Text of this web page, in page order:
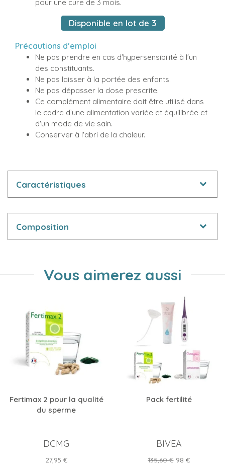
pour une cure de 3 mois.
Disponible en lot de 3
Précautions d’emploi
Ne pas prendre en cas d'hypersensibilité à l'un
des constituants.
Ne pas laisser à la portée des enfants.
Ne pas dépasser la dose prescrite.
Ce complément alimentaire doit être utilisé dans
le cadre d’une alimentation variée et équilibrée et
d'un mode de vie sain.
Conserver à l'abri de la chaleur.
Caractéristiques
Composition
Vous aimerez aussi
Fertimax 2 pour la qualité
du sperme
DCMG
Prix
27,95 €
Pack fertilité
BIVEA
Prix
135,60 € Prix
98 €